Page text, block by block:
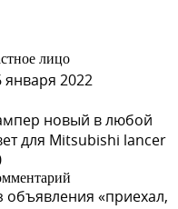
вишневая)
лицо
января 2022
новый в любой
для Mitsubishi lancer
объявления «приехал,